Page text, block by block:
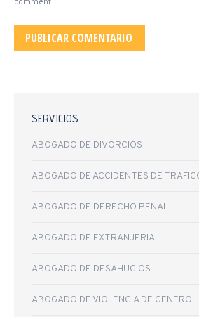
comment.
PUBLICAR COMENTARIO
SERVICIOS
ABOGADO DE DIVORCIOS
ABOGADO DE ACCIDENTES DE
ABOGADO DE DERECHO PENAL
ABOGADO DE EXTRANJERIA
ABOGADO DE DESAHUCIOS
ABOGADO DE VIOLENCIA DE GENERO